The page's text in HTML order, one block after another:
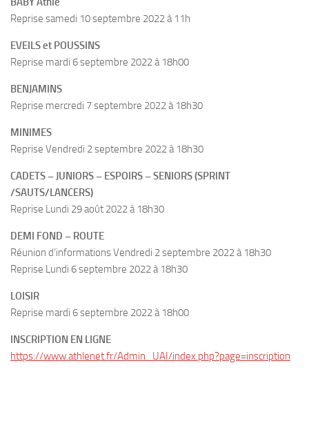
Reprise samedi 10 septembre 2022 à 11h
EVEILS et POUSSINS
Reprise mardi 6 septembre 2022 à 18h00
BENJAMINS
Reprise mercredi 7 septembre 2022 à 18h30
MINIMES
Reprise Vendredi 2 septembre 2022 à 18h30
CADETS – JUNIORS – ESPOIRS – SENIORS (SPRINT
/SAUTS/LANCERS)
Reprise Lundi 29 août 2022 à 18h30
DEMI FOND – ROUTE
Réunion d’informations Vendredi 2 septembre 2022 à 18h30
Reprise Lundi 6 septembre 2022 à 18h30
LOISIR
Reprise mardi 6 septembre 2022 à 18h00
INSCRIPTION EN LIGNE
https://www.athlenet.fr/Admin_UAI/index.php?page=inscription